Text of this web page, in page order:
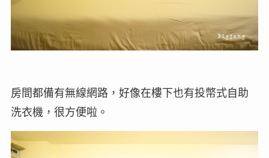
房間都備有無線網路，好像在樓下也有投幣式自助
洗衣機，很方便啦。